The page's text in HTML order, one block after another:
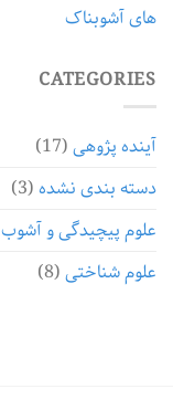
های آشوبناک
CATEGORIES
آینده پژوهی(17)
دسته بندی نشده(3)
علوم پیچیدگی و آشوب
علوم شناختی(8)